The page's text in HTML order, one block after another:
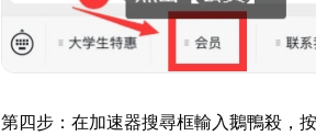
第四步：在加速器搜尋框輸入鵝鴨殺，